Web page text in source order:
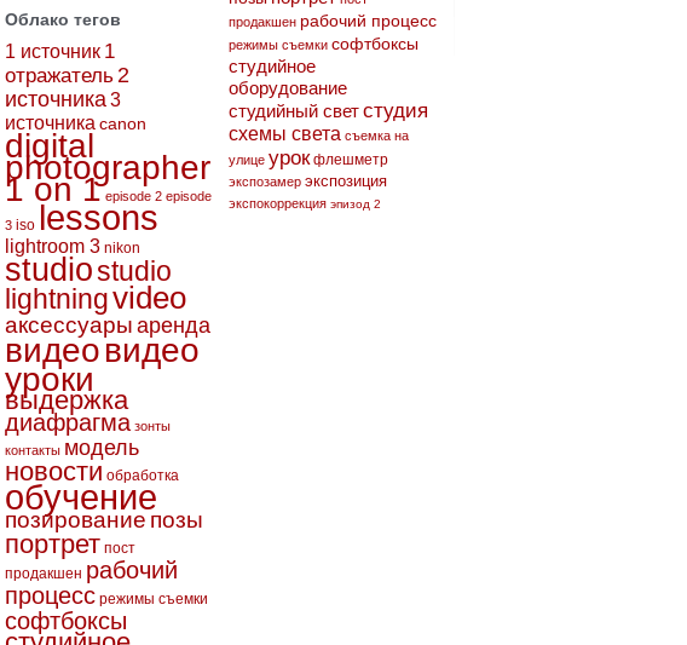
Облако тегов
1 источник 1
отражатель2
источника3
источника canon
digital
photographer
1 on 1 episode 2 episode
3 iso lessons
lightroom 3 nikon
studiostudio
lightningvideo
аксессуары аренда
видеовидео
уроки
выдержка
диафрагма зонты
контакты модель
новости обработка
обучение
позирование позы
портрет пост
продакшен рабочий
процесс режимы съемки
софтбоксы
продакшен рабочий процесс
режимы съемки софтбоксы
студийное
оборудование
студийный светстудия
схемы света съемка на
улице урок флешметр
экспозамер экспозиция
экспокоррекция эпизод 2